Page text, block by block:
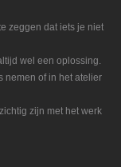
zeggen dat iets je niet
wel een oplossing.
nemen of in het atelier
zijn met het werk